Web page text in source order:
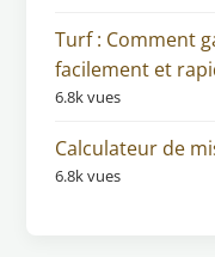
Turf : Comment
facilement et
6.8k vues
Calculateur de
6.8k vues